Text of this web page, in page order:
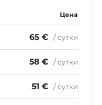
Цена
65 € / сутки
58 € / сутки
51 € / сутки